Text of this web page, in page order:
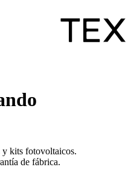
y kits fotovoltaicos.
de fábrica.